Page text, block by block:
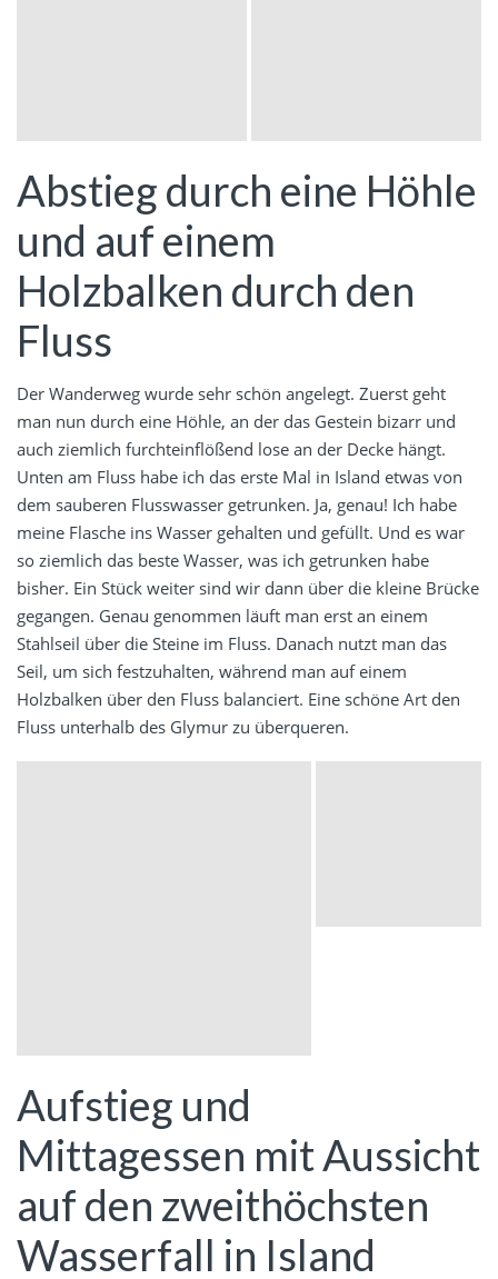
Abstieg durch eine Höhle
und auf einem
Holzbalken durch den
Fluss
Der Wanderweg wurde sehr schön angelegt. Zuerst geht
man nun durch eine Höhle, an der das Gestein bizarr und
auch ziemlich furchteinflößend lose an der Decke hängt.
Unten am Fluss habe ich das erste Mal in Island etwas von
dem sauberen Flusswasser getrunken. Ja, genau! Ich habe
meine Flasche ins Wasser gehalten und gefüllt. Und es war
so ziemlich das beste Wasser, was ich getrunken habe
bisher. Ein Stück weiter sind wir dann über die kleine Brücke
gegangen. Genau genommen läuft man erst an einem
Stahlseil über die Steine im Fluss. Danach nutzt man das
Seil, um sich festzuhalten, während man auf einem
Holzbalken über den Fluss balanciert. Eine schöne Art den
Fluss unterhalb des Glymur zu überqueren.
Aufstieg und
Mittagessen mit Aussicht
auf den zweithöchsten
Wasserfall in Island